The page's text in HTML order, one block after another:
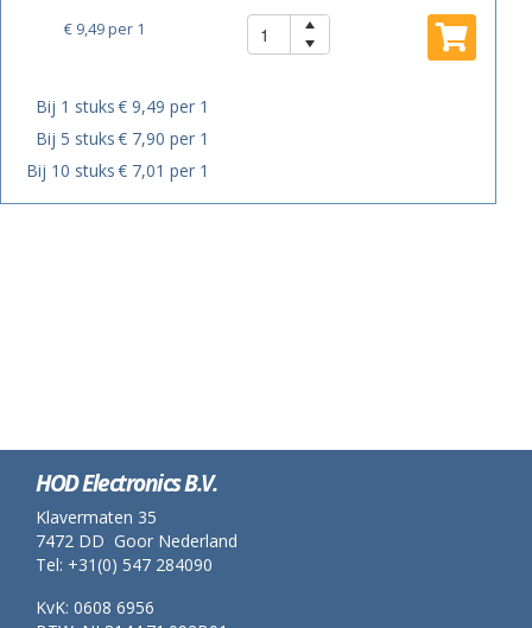
€ 9,49per 1
Bij 1 stuks€ 9,49 per 1
Bij 5 stuks€ 7,90 per 1
Bij 10 stuks€ 7,01 per 1
HOD Electronics B.V.
Klavermaten 35
7472 DD Goor Nederland
Tel: +31(0) 547 284090
KvK: 0608 6956